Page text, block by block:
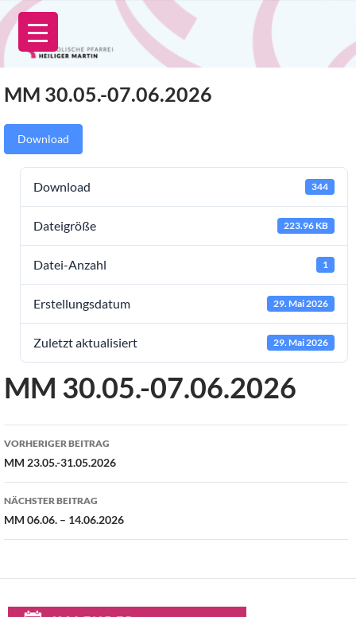
Zum
Inhalt
springen
MM 30.05.-07.06.2026
Download
Download 344
Dateigröße 223.96 KB
Datei-Anzahl 1
Erstellungsdatum 29. Mai 2026
Zuletzt aktualisiert 29. Mai 2026
MM 30.05.-07.06.2026
Beitragsnavigation
VORHERIGER BEITRAG
MM 23.05.-31.05.2026
NÄCHSTER BEITRAG
MM 06.06. – 14.06.2026